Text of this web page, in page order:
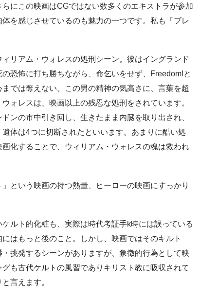
にこの映画はCGではない数多くのエキストラが参加
を感じさせているのも魅力の一つです。私も「ブレ
リアム・ウォレスの処刑シーン。彼はイングランド
恐怖に打ち勝ちながら、命乞いをせず、Freedom!と
では奪えない。この男の精神の気高さに、言葉を超
ォレスは、映画以上の残忍な処刑をされています。
ンの市中引き回し、生きたまま内臓を取り出され、
体は4つに切断されたといいます。あまりに酷い処
化することで、ウィリアム・ウォレスの魂は救われ
という映画の持つ熱量、ヒーローの映画にすっかり
ルト的化粧も、実際は時代考証手k時には誤っている
はもっと後のこと。しかし、映画ではそのキルト
挑発するシーンがありますが、象徴的行為として映
も古代ケルトの風習でありキリスト教に吸収されて
言えます。